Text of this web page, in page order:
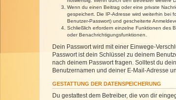
Wenn du einen Beitrag oder eine private
gespeichert. Die IP-Adresse wird weiterhin bei
Benutzer-Passwort) und gescheiterte
Schließlich erfordern einzelne Funktionen des
oder Benachrichtigungsfunktionen.
Dein Passwort wird mit einer Einwege-
Passwort ist dein Schlüssel zu deinem
nach deinem Passwort fragen. Solltest du
Benutzernamen und deiner E-Mail-Adresse
GESTATTUNG DER DATENSPEICHERUNG
Du gestattest dem Betreiber, die von dir